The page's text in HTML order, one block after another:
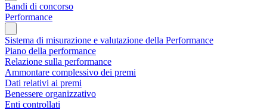
Bandi di concorso
Performance
Sistema di misurazione e valutazione della Performance
Piano della performance
Relazione sulla performance
Ammontare complessivo dei premi
Dati relativi ai premi
Benessere organizzativo
Enti controllati